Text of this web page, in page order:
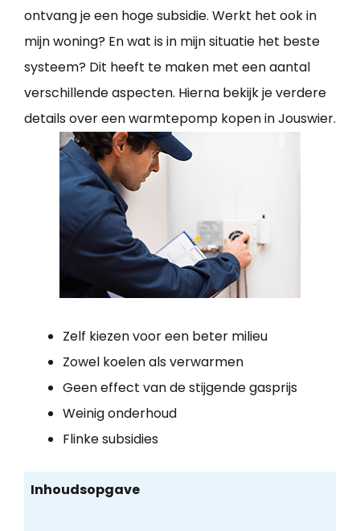
ontvang je een hoge subsidie. Werkt het ook in
mijn woning? En wat is in mijn situatie het beste
systeem? Dit heeft te maken met een aantal
verschillende aspecten. Hierna bekijk je verdere
details over een warmtepomp kopen in Jouswier.
Zelf kiezen voor een beter milieu
Zowel koelen als verwarmen
Geen effect van de stijgende gasprijs
Weinig onderhoud
Flinke subsidies
Inhoudsopgave